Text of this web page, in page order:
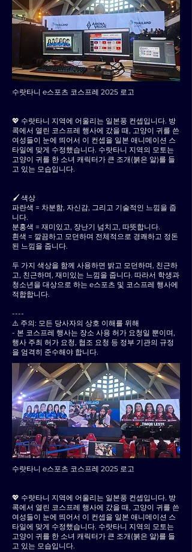
수랏타니 e스포츠 코스프레 2025 로고
💖 수랏타니 지역에 어울리는 일본풍 컨셉입니다. 방
콕에서 열린 코스프레 행사에 갔을 때, 고양이 귀를 쓴
여성들이 눈에 띄어서 이 컨셉을 일본 애니메이션 스
타일에 맞게 수정했습니다. 수랏타니 지역의 모토는
고양이 귀를 한 소녀 캐릭터가 큰 조개(붉은 알)를 들
고 있는 모습입니다.
🖌 색상
파란색 = 차분함, 자신감, 그리고 기술적인 느낌을 줍
니다.
분홍색 = 재미있고, 장난기 넘치고, 따뜻합니다.
흰색 = 깔끔하고 모던하며 전체적으로 경쾌하고 정돈
된 느낌을 줍니다.
두 가지 색상을 함께 사용하면 밝고 모던하며, 친근하
고, 친근하며, 재미있는 느낌을 줍니다. 따라서 학생과
청소년을 대상으로 하는 e스포츠 및 코스프레 행사에
적합합니다.
----
⚠️ 주의: 모든 당사자의 상호 이해를 위해
- 본 코스프레 행사는 장소 사용 허가 요청일 뿐이며,
행사 주최 허가 요청, 협조 요청 등 정부 기관의 규정
을 엄격히 준수해야 합니다.
수랏타니 e스포츠 코스프레 2025 로고
💖 수랏타니 지역에 어울리는 일본풍 컨셉입니다. 방
콕에서 열린 코스프레 행사에 갔을 때, 고양이 귀를 쓴
여성들이 눈에 띄어서 이 컨셉을 일본 애니메이션 스
타일에 맞게 수정했습니다. 수랏타니 지역의 모토는
고양이 귀를 한 소녀 캐릭터가 큰 조개(붉은 알)를 들
고 있는 모습입니다.